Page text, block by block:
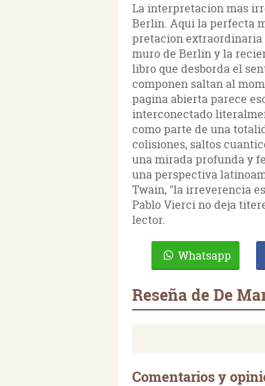
La interpretacion mas
Berlin. Aqui la perfecta
pretacion extraordinaria
muro de Berlin y la
libro que desborda el
componen saltan al
pagina abierta parece
interconectado
como parte de una
colisiones, saltos
una mirada profunda y
una perspectiva
Twain, "la irreverencia
Pablo Vierci no deja
lector.
Whatsapp
Reseña de De
Comentarios y